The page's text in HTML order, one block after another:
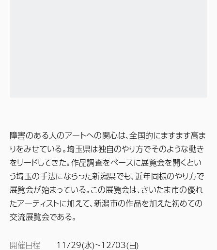
障害のある人のアートへの関心は、全国的にますます高ま
りをみせている。埼玉県は独自のやり方でそのような動き
をリードしてきた。作品調査をベースに展覧会を開くとい
う埼玉の手法にならった新潟県でも、近年同様のやり方で
展覧会が始まっている。この展覧会は、さいたま市の優れ
たアーティストに加えて、新潟市の作品を加えた初めての
交流展覧会である。
開催日程 11/29(水)~12/03(日)